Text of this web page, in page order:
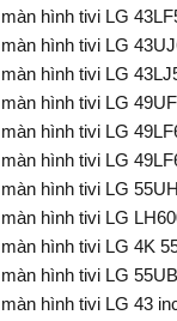
tivi LG
tivi LG
tivi LG
tivi LG
tivi LG
tivi LG
tivi LG
tivi LG
tivi LG 4K 55
tivi LG
tivi LG 43 inch